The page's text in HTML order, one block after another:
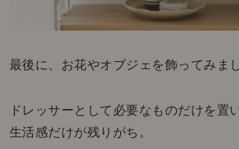
最後に、お花やオブジェを飾ってみま
ドレッサーとして必要なものだけを置
生活感だけが残りがち。